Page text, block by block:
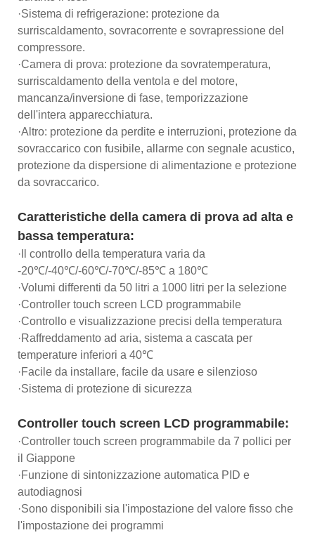
·Sistema di refrigerazione: protezione da
surriscaldamento, sovracorrente e sovrapressione del
compressore.
·Camera di prova: protezione da sovratemperatura,
surriscaldamento della ventola e del motore,
mancanza/inversione di fase, temporizzazione
dell'intera apparecchiatura.
·Altro: protezione da perdite e interruzioni, protezione da
sovraccarico con fusibile, allarme con segnale acustico,
protezione da dispersione di alimentazione e protezione
da sovraccarico.
Caratteristiche della camera di prova ad alta e
bassa temperatura:
·Il controllo della temperatura varia da
-20℃/-40℃/-60℃/-70℃/-85℃ a 180℃
·Volumi differenti da 50 litri a 1000 litri per la selezione
·Controller touch screen LCD programmabile
·Controllo e visualizzazione precisi della temperatura
·Raffreddamento ad aria, sistema a cascata per
temperature inferiori a 40℃
·Facile da installare, facile da usare e silenzioso
·Sistema di protezione di sicurezza
Controller touch screen LCD programmabile:
·Controller touch screen programmabile da 7 pollici per
il Giappone
·Funzione di sintonizzazione automatica PID e
autodiagnosi
·Sono disponibili sia l'impostazione del valore fisso che
l'impostazione dei programmi